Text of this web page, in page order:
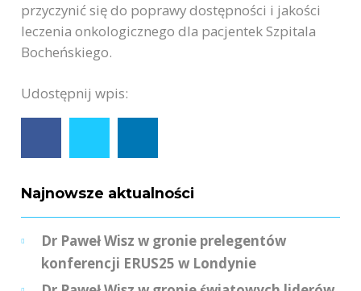
przyczynić się do poprawy dostępności i jakości
leczenia onkologicznego dla pacjentek Szpitala
Bocheńskiego.
Udostępnij wpis:
Najnowsze aktualności
Dr Paweł Wisz w gronie prelegentów
konferencji ERUS25 w Londynie